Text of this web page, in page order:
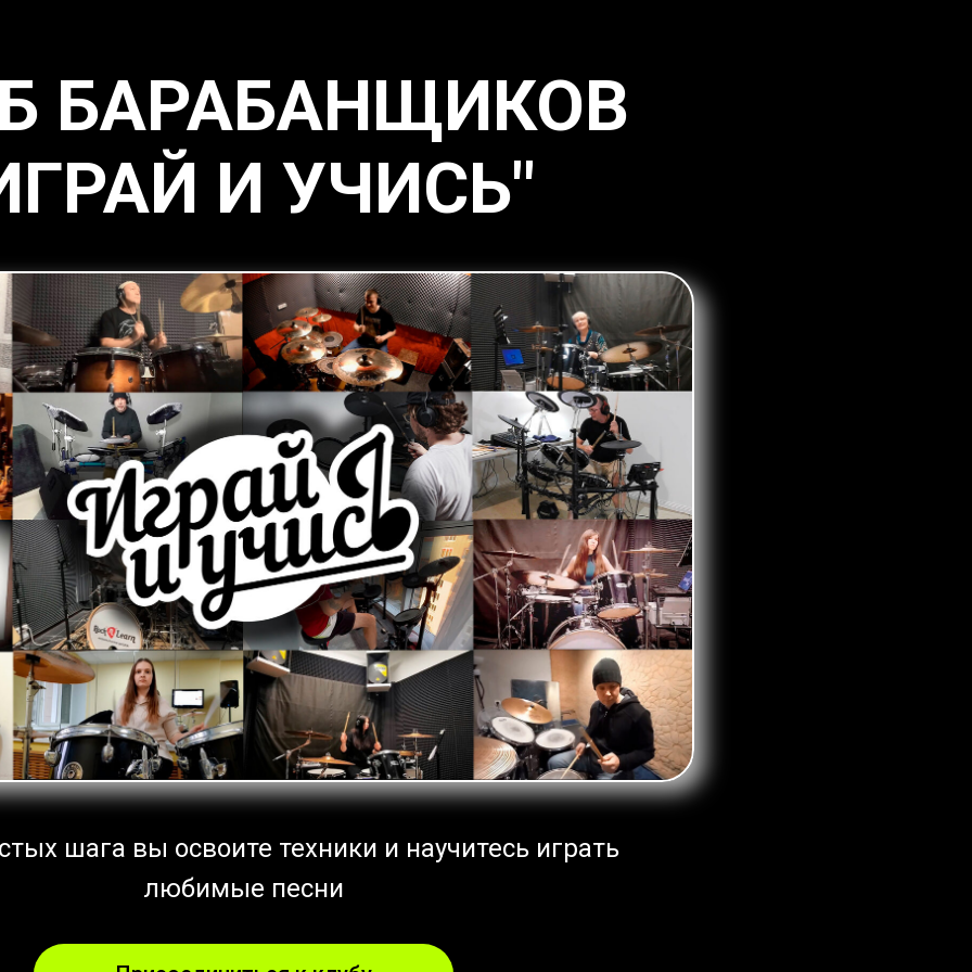
БАРАБАНЩИКОВ
И УЧИСЬ"
шага вы освоите техники и научитесь играть
любимые песни